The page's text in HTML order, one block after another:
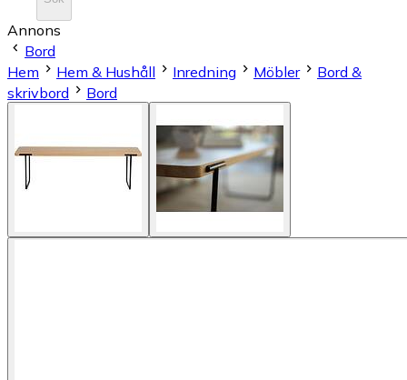
Annons
Bord
Hem
Hem & Hushåll Inredning Möbler
Bord &
skrivbord
Bord